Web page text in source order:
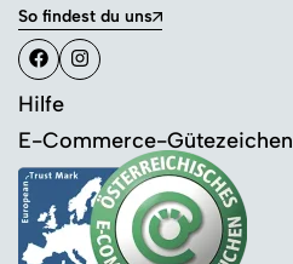
So findest du uns
Hilfe
E-Commerce-Gütezeichen